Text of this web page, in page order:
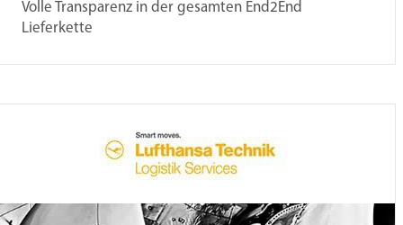
Volle Transparenz in der gesamten End2End
Lieferkette